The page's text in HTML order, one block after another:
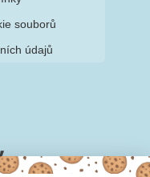
souborů
údajů